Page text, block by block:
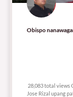
Obispo
28,083 total views
Jose Rizal upang